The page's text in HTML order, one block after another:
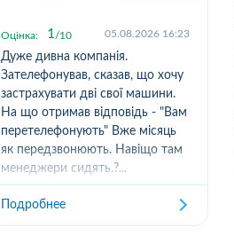
Оцінка: 1 10 05.08.2026 16:23
Дуже дивна компанія.
Зателефонував, сказав, що хочу
застрахувати дві свої машини.
На що отримав відповідь - "Вам
перетелефонують" Вже місяць
як передзвонюють. Навіщо там
менеджери сидять.?...
Подробнее